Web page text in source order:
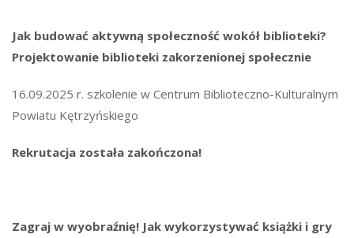
Jak budować aktywną społeczność wokół biblioteki?
Projektowanie biblioteki zakorzenionej społecznie
16.09.2025 r. szkolenie w Centrum Biblioteczno-Kulturalnym
Powiatu Kętrzyńskiego
Rekrutacja została zakończona!
Zagraj w wyobraźnię! Jak wykorzystywać książki i gry